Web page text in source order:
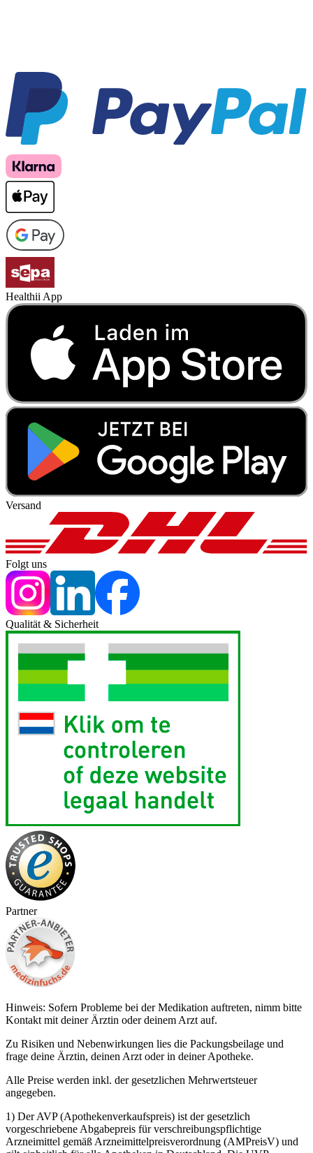
Healthii App
Versand
Folgt uns
Qualität & Sicherheit
Partner
Hinweis: Sofern Probleme bei der Medikation auftreten, nimm bitte
Kontakt mit deiner Ärztin oder deinem Arzt auf.
Zu Risiken und Nebenwirkungen lies die Packungsbeilage und
frage deine Ärztin, deinen Arzt oder in deiner Apotheke.
Alle Preise werden inkl. der gesetzlichen Mehrwertsteuer
angegeben.
1) Der AVP (Apothekenverkaufspreis) ist der gesetzlich
vorgeschriebene Abgabepreis für verschreibungspflichtige
Arzneimittel gemäß Arzneimittelpreisverordnung (AMPreisV) und